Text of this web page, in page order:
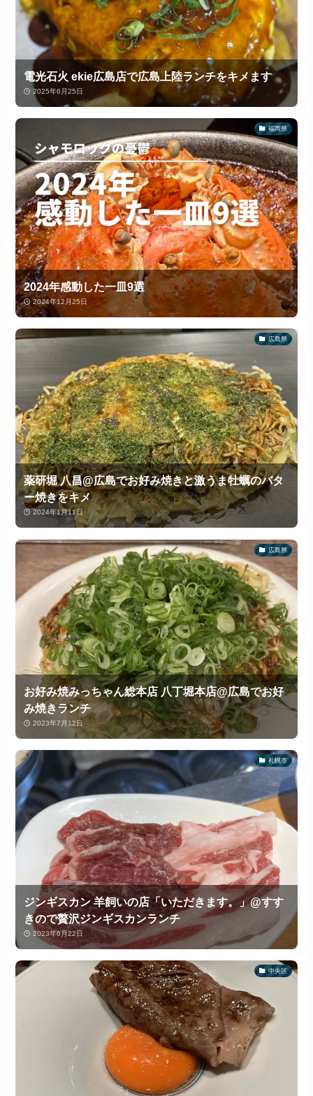
電光石火 ekie広島店で広島上陸ランチをキメます
2025年6月25日
福岡県
2024年感動した一皿9選
2024年12月25日
広島県
薬研堀 八昌@広島でお好み焼きと激うま牡蠣のバタ
ー焼きをキメ
2024年1月11日
広島県
お好み焼みっちゃん総本店 八丁堀本店@広島でお好
み焼きランチ
2023年7月12日
札幌市
ジンギスカン 羊飼いの店「いただきます。」@すす
きので贅沢ジンギスカンランチ
2023年6月22日
中央区